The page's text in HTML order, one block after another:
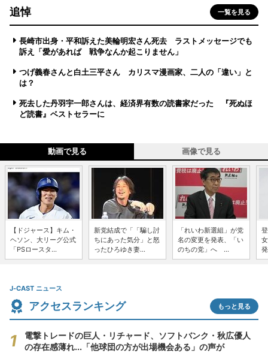
追悼 一覧を見る
長崎市出身・平和訴えた美輪明宏さん死去 ラストメッセージでも
訴え「愛があれば 戦争なんか起こりません」
つげ義春さんと白土三平さん カリスマ漫画家、二人の「違い」と
は？
死去した丹羽宇一郎さんは、経済界有数の読書家だった 『死ぬほ
ど読書』ベストセラーに
動画で見る 画像で見る
【ドジャース】キム・
ヘソン、大リーグ公式
「PSロースタ...
新党結成で「「騙し討
ちにあった気分」と怒
ったひろゆき妻...
「れいわ新選組」が党
名の変更を発表、「い
のちの党」へ ...
J-CAST ニュース
アクセスランキング もっと見る
電撃トレードの巨人・リチャード、ソフトバンク・秋広優人
の存在感薄れ...「他球団の方が出場機会ある」の声が